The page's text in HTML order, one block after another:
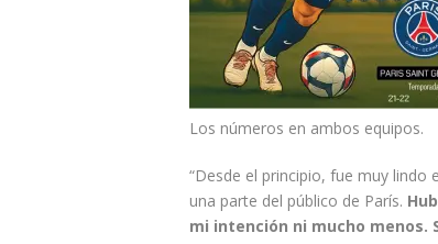
Los números en ambos equipos.
“Desde el principio, fue muy
una parte del público de París.
mi intención ni mucho menos.